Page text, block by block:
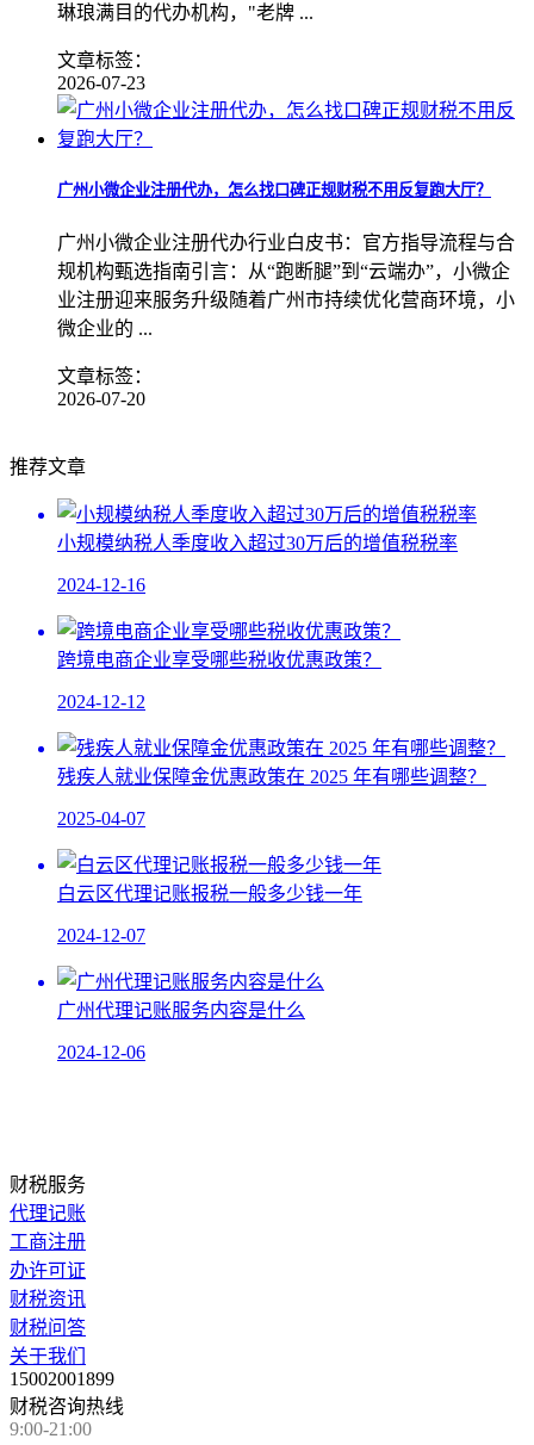
琳琅满目的代办机构，"老牌 ...
文章标签：
2026-07-23
广州小微企业注册代办，怎么找口碑正规财税不用反复跑大厅？
广州小微企业注册代办行业白皮书：官方指导流程与合
规机构甄选指南引言：从“跑断腿”到“云端办”，小微企
业注册迎来服务升级随着广州市持续优化营商环境，小
微企业的 ...
文章标签：
2026-07-20
推荐文章
小规模纳税人季度收入超过30万后的增值税税率
2024-12-16
跨境电商企业享受哪些税收优惠政策？
2024-12-12
残疾人就业保障金优惠政策在 2025 年有哪些调整？​
2025-04-07
白云区代理记账报税一般多少钱一年
2024-12-07
广州代理记账服务内容是什么
2024-12-06
财税服务
代理记账
工商注册
办许可证
财税资讯
财税问答
关于我们
15002001899
财税咨询热线
9:00-21:00